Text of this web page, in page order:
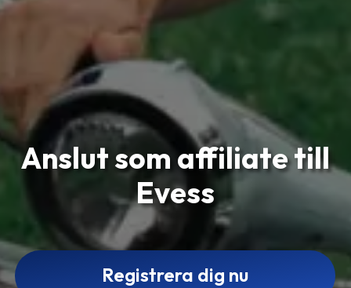
Anslut som affiliate till
Evess
Registrera dig nu